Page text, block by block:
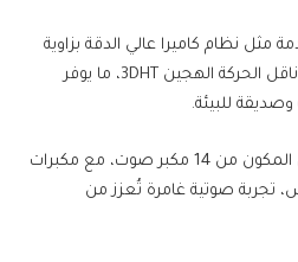
مثل نظام كاميرا عالي الدقة بزاوية
540 درجة، والتحكم الصوتي، وناقل الحركة الهجين 3DHT، ما يوفر
وصديقة للبيئة.
ويقدم نظام الصوت المحيطي المكون من 14 مكبر صوت، مع مكبرات
تجربة صوتية غامرة تُعزز من